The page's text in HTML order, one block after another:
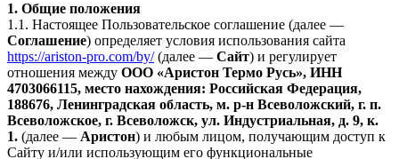
1. Общие положения
1.1. Настоящее Пользовательское соглашение (далее —
Соглашение) определяет условия использования сайта
https://ariston-pro.com/by/(далее — Сайт) и регулирует
отношения между ООО «Аристон Термо Русь», ИНН
4703066115, место нахождения: Российская Федерация,
188676, Ленинградская область, м. р-н Всеволожский, г. п.
Всеволожское, г. Всеволожск, ул. Индустриальная, д. 9, к.
1. (далее — Аристон) и любым лицом, получающим доступ к
Сайту и/или использующим его функциональные